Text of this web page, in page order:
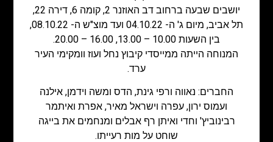
יושבים שבעה ברחוב דב האוזנר 2, קומה 6, דירה 22,
תל אביב, מיום ג' ה- 04.10.22 ועד מוצ"ש ה- 08.10.22,
בין השעות 10.00 – 13.00, 16.00 – 20.00.
המנוחה הייתה ממייסדי קיבוץ נחל ועוז וומקימי העיר
ערד.
החברים: נאווה ורפי גינת, הדס ומשה וידמן, אילנה
ועמוס ירון, עפרה וישראל מאיר, אפרת ואיתמר
רבינוביץ' וחדי ואיתן רף אבלים ומנחמים את בייגה
שוחט על מות רעייתו.